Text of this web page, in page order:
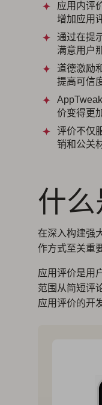
应用内评
增加应用
通过在提
满意用户
道德激励
提高可信
价变得更
评价不仅
销和公关
什么
在深入构建强
作方式至关重
应用评价是用
范围从简短评
应用评价的开